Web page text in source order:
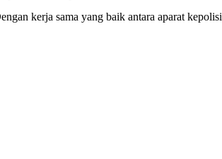
kerja sama yang baik antara aparat